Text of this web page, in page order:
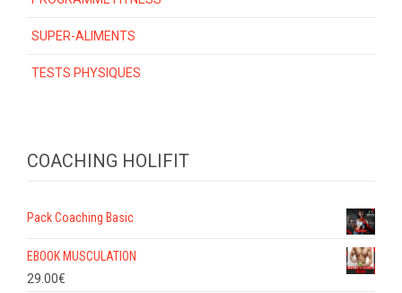
SUPER-ALIMENTS
TESTS PHYSIQUES
COACHING HOLIFIT
Pack Coaching Basic
EBOOK MUSCULATION
29.00€